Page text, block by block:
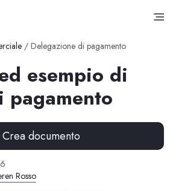
/ Delegazione di pagamento
esempio di
pagamento
Crea documento
Rosso